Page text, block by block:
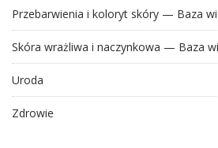
Przebarwienia i koloryt skóry — Baza
Skóra wrażliwa i naczynkowa — Baza
Uroda
Zdrowie